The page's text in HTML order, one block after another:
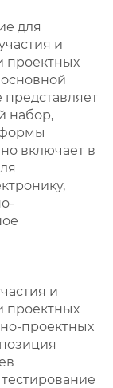
для
и
проектных
набор,
включает в
и
проектных
проектных